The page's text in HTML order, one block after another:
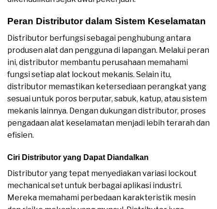
Peran Distributor dalam Sistem Keselamatan
Distributor berfungsi sebagai penghubung antara
produsen alat dan pengguna di lapangan. Melalui peran
ini, distributor membantu perusahaan memahami
fungsi setiap alat lockout mekanis. Selain itu,
distributor memastikan ketersediaan perangkat yang
sesuai untuk poros berputar, sabuk, katup, atau sistem
mekanis lainnya. Dengan dukungan distributor, proses
pengadaan alat keselamatan menjadi lebih terarah dan
efisien.
Ciri Distributor yang Dapat Diandalkan
Distributor yang tepat menyediakan variasi lockout
mechanical set untuk berbagai aplikasi industri.
Mereka memahami perbedaan karakteristik mesin